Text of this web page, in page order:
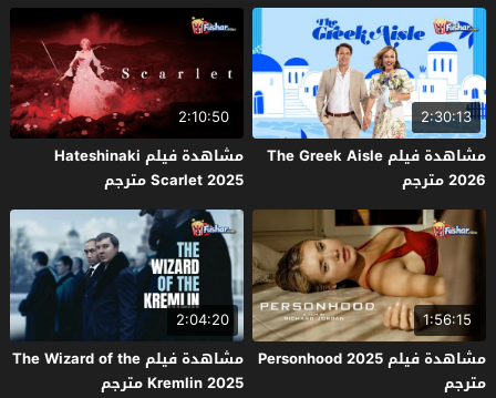
2:30:13
مشاهدة فيلم The Greek Aisle
2026 مترجم
2:10:50
مشاهدة فيلم Hateshinaki
Scarlet 2025 مترجم
1:56:15
مشاهدة فيلم Personhood 2025
مترجم
2:04:20
مشاهدة فيلم The Wizard of the
Kremlin 2025 مترجم